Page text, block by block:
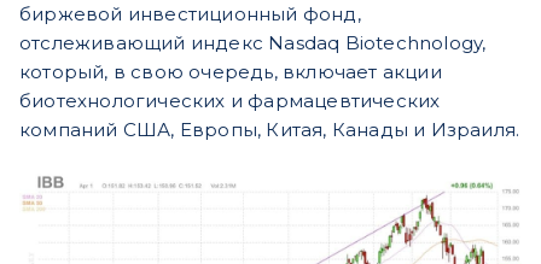
биржевой инвестиционный фонд,
отслеживающий индекс Nasdaq Biotechnology,
который, в свою очередь, включает акции
биотехнологических и фармацевтических
компаний США, Европы, Китая, Канады и Израиля.